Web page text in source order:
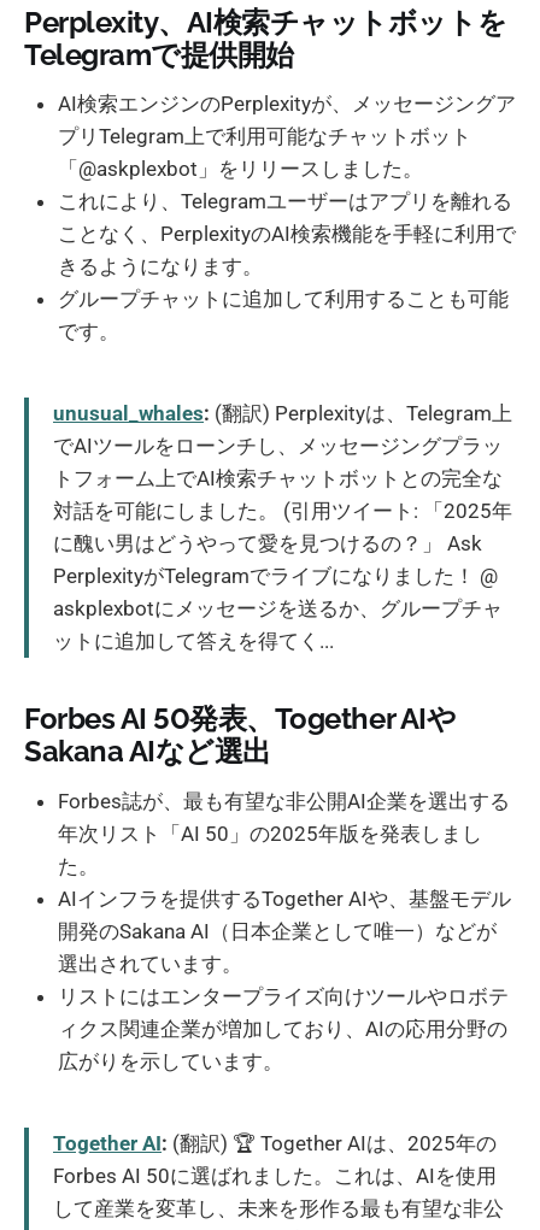
Perplexity、AI検索チャットボットを
Telegramで提供開始
AI検索エンジンのPerplexityが、メッセージングア
プリTelegram上で利用可能なチャットボット
「@askplexbot」をリリースしました。
これにより、Telegramユーザーはアプリを離れる
ことなく、PerplexityのAI検索機能を手軽に利用で
きるようになります。
グループチャットに追加して利用することも可能
です。
unusual_whales: (翻訳) Perplexityは、Telegram上
でAIツールをローンチし、メッセージングプラッ
トフォーム上でAI検索チャットボットとの完全な
対話を可能にしました。 (引用ツイート: 「2025年
に醜い男はどうやって愛を見つけるの？」 Ask
PerplexityがTelegramでライブになりました！ @
askplexbotにメッセージを送るか、グループチャ
ットに追加して答えを得てく...
Forbes AI 50発表、Together AIや
Sakana AIなど選出
Forbes誌が、最も有望な非公開AI企業を選出する
年次リスト「AI 50」の2025年版を発表しまし
た。
AIインフラを提供するTogether AIや、基盤モデル
開発のSakana AI（日本企業として唯一）などが
選出されています。
リストにはエンタープライズ向けツールやロボテ
ィクス関連企業が増加しており、AIの応用分野の
広がりを示しています。
Together AI: (翻訳) 🏆 Together AIは、2025年の
Forbes AI 50に選ばれました。これは、AIを使用
して産業を変革し、未来を形作る最も有望な非公